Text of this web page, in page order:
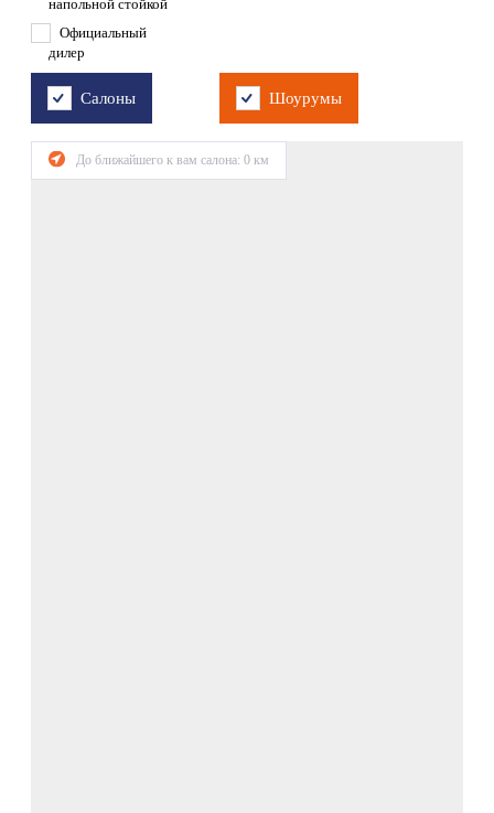
напольной стойкой
Официальный
дилер
Салоны Шоурумы
До ближайшего к вам салона: 0 км